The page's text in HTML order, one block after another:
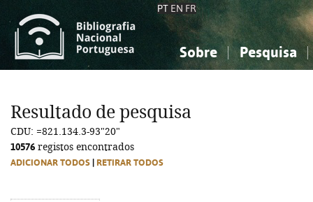
PT EN FR
Sobre Pesquisa
Ciências sociais...
Ciências sociais...
Resultado de pesquisa
CDU: =821.134.3-93"20"
10576 registos encontrados
ADICIONAR TODOS RETIRAR TODOS